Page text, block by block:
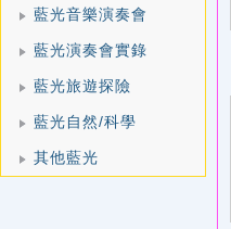
藍光音樂演奏會
藍光演奏會實錄
藍光旅遊探險
藍光自然/科學
其他藍光